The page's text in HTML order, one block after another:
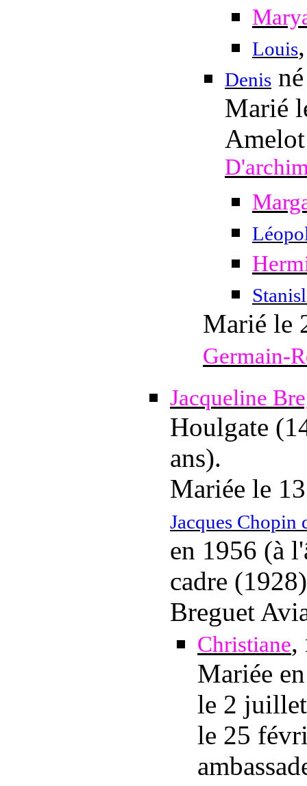
Louis
Denis
Marié
Marié le
Germain-
Jacqueline
Houlgate
ans).
Mariée le
Jacques Chopin
en 1956 (à
cadre
Breguet
Christiane,
Mariée
le 2
le 25